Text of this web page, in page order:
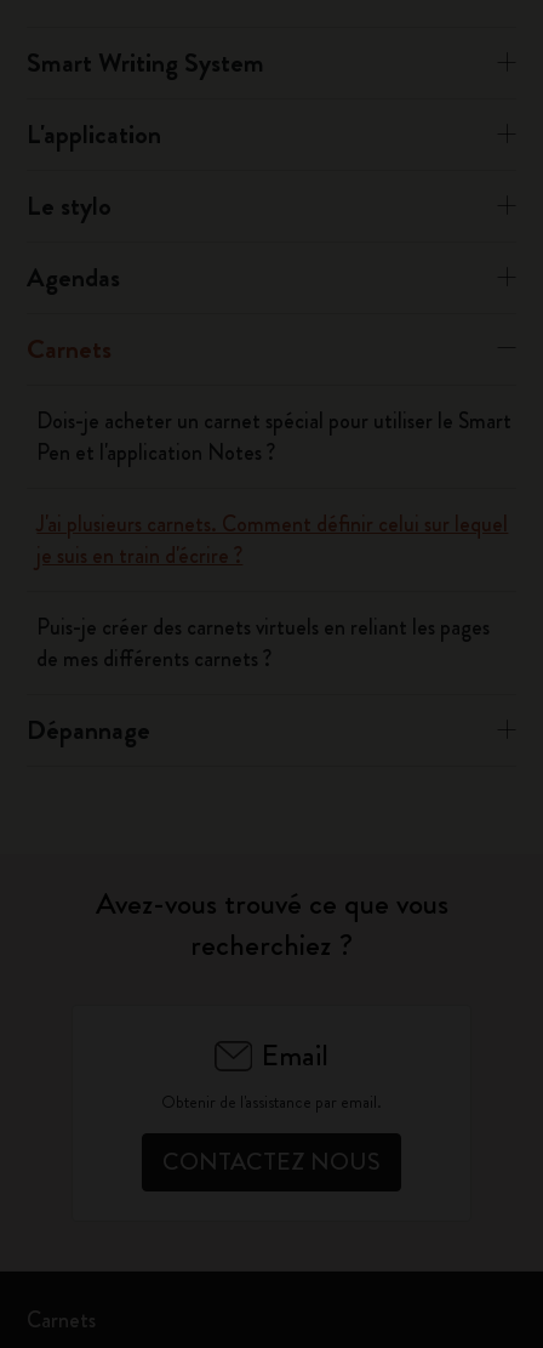
Smart Writing System
L'application
Le stylo
Agendas
Carnets
Dois-je acheter un carnet spécial pour utiliser le Smart
Pen et l'application Notes ?
J'ai plusieurs carnets. Comment définir celui sur lequel
je suis en train d'écrire ?
Puis-je créer des carnets virtuels en reliant les pages
de mes différents carnets ?
Dépannage
Avez-vous trouvé ce que vous
recherchiez ?
Email
Obtenir de l'assistance par email.
CONTACTEZ NOUS
Carnets